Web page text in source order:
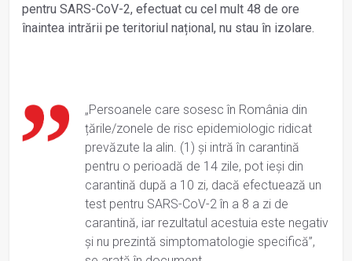
pentru SARS-CoV-2, efectuat cu cel mult 48 de ore
înaintea intrării pe teritoriul național, nu stau în izolare.
„Persoanele care sosesc în România din
țările/zonele de risc epidemiologic ridicat
prevăzute la alin. (1) și intră în carantină
pentru o perioadă de 14 zile, pot ieși din
carantină după a 10 zi, dacă efectuează un
test pentru SARS-CoV-2 în a 8 a zi de
carantină, iar rezultatul acestuia este negativ
și nu prezintă simptomatologie specifică”,